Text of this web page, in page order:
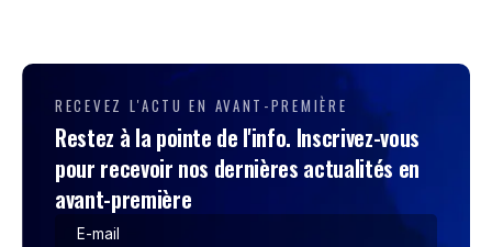
RECEVEZ L'ACTU EN AVANT-PREMIÈRE
Restez à la pointe de l'info. Inscrivez-vous
pour recevoir nos dernières actualités en
avant-première